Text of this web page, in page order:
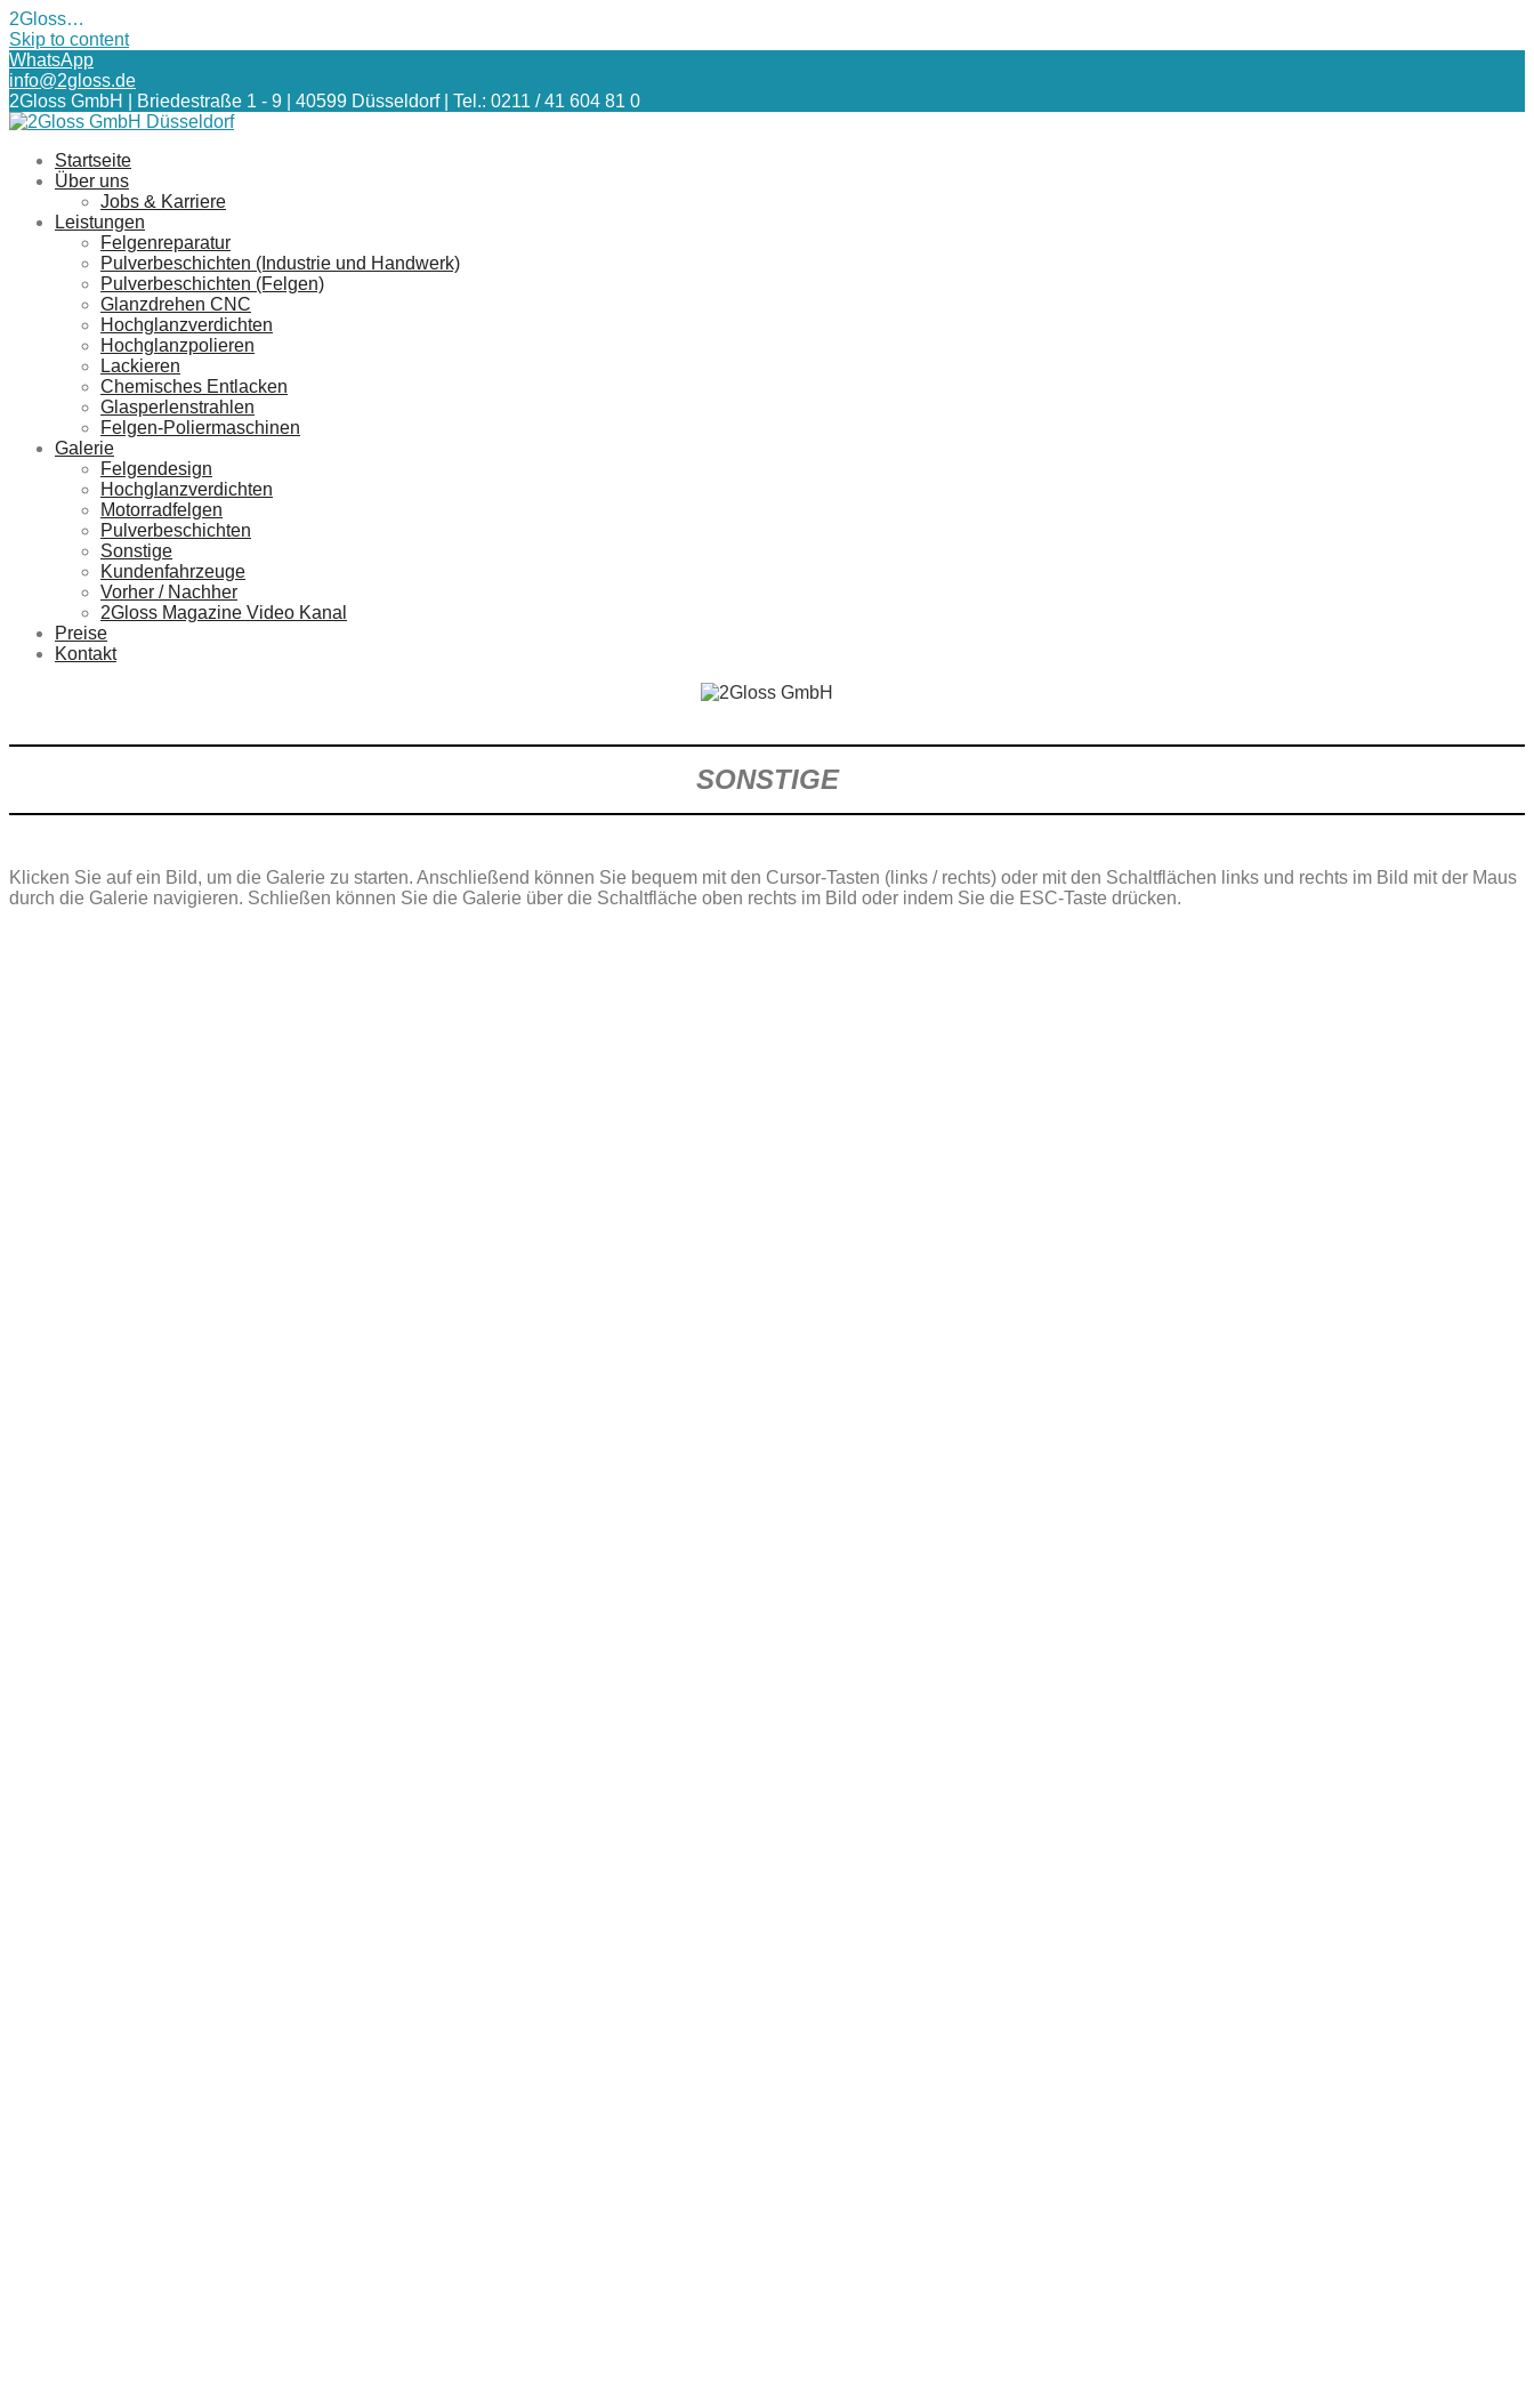
2Gloss…
Skip to content
WhatsApp
info@2gloss.de
2Gloss GmbH | Briedestraße 1 - 9 | 40599 Düsseldorf | Tel.: 0211 / 41 604 81 0
Startseite
Über uns
Jobs & Karriere
Leistungen
Felgenreparatur
Pulverbeschichten (Industrie und Handwerk)
Pulverbeschichten (Felgen)
Glanzdrehen CNC
Hochglanzverdichten
Hochglanzpolieren
Lackieren
Chemisches Entlacken
Glasperlenstrahlen
Felgen-Poliermaschinen
Galerie
Felgendesign
Hochglanzverdichten
Motorradfelgen
Pulverbeschichten
Sonstige
Kundenfahrzeuge
Vorher / Nachher
2Gloss Magazine Video Kanal
Preise
Kontakt
SONSTIGE
Klicken Sie auf ein Bild, um die Galerie zu starten. Anschließend können Sie bequem mit den Cursor-Tasten (links / rechts) oder mit den Schaltflächen links und rechts im Bild mit der Maus
durch die Galerie navigieren. Schließen können Sie die Galerie über die Schaltfläche oben rechts im Bild oder indem Sie die ESC-Taste drücken.